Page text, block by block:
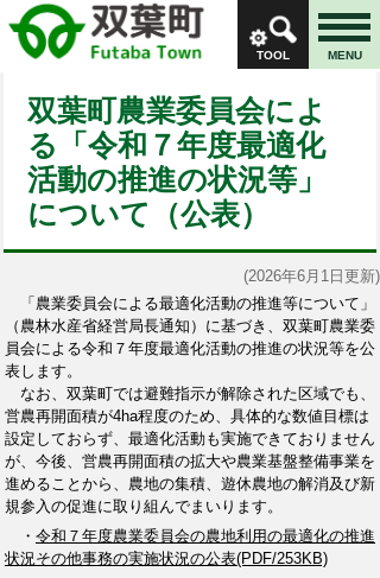
TOOL MENU
双葉町農業委員会によ
る「令和７年度最適化
活動の推進の状況等」
について（公表）
(2026年6月1日更新)
「農業委員会による最適化活動の推進等について」
（農林水産省経営局長通知）に基づき、双葉町農業委
員会による令和７年度最適化活動の推進の状況等を公
表します。
なお、双葉町では避難指示が解除された区域でも、
営農再開面積が4ha程度のため、具体的な数値目標は
設定しておらず、最適化活動も実施できておりません
が、今後、営農再開面積の拡大や農業基盤整備事業を
進めることから、農地の集積、遊休農地の解消及び新
規参入の促進に取り組んでまいります。
・ 令和７年度農業委員会の農地利用の最適化の推進
状況その他事務の実施状況の公表(PDF/253KB)